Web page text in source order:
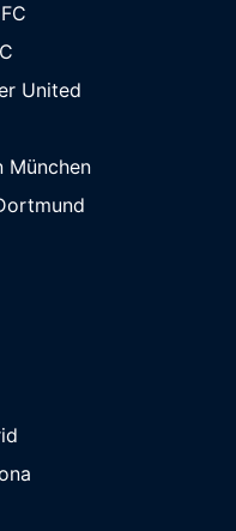
United
München